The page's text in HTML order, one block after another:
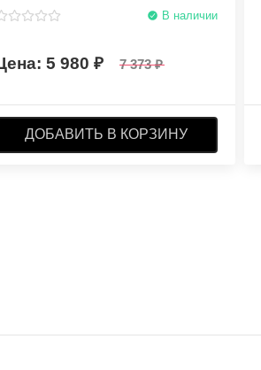
В наличии
5 980 7 373
ДОБАВИТЬ В КОРЗИНУ